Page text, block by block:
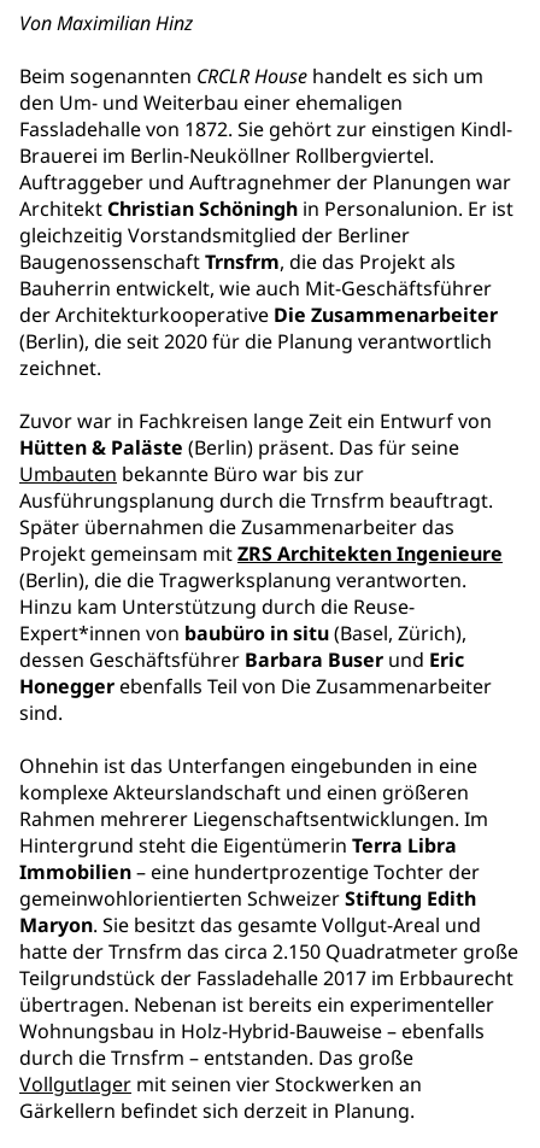
Von Maximilian Hinz
Beim sogenannten CRCLR House handelt es sich um
den Um- und Weiterbau einer ehemaligen
Fassladehalle von 1872. Sie gehört zur einstigen Kindl-
Brauerei im Berlin-Neuköllner Rollbergviertel.
Auftraggeber und Auftragnehmer der Planungen war
ArchitektChristian Schöningh in Personalunion. Er ist
gleichzeitig Vorstandsmitglied der Berliner
BaugenossenschaftTrnsfrm, die das Projekt als
Bauherrin entwickelt, wie auch Mit-Geschäftsführer
der Architekturkooperative Die Zusammenarbeiter
(Berlin), die seit 2020 für die Planung verantwortlich
zeichnet.
Zuvor war in Fachkreisen lange Zeit ein Entwurf von
Hütten & Paläste (Berlin) präsent. Das für seine
Umbauten bekannte Büro war bis zur
Ausführungsplanung durch die Trnsfrm beauftragt.
Später übernahmen die Zusammenarbeiter das
Projekt gemeinsam mitZRS Architekten Ingenieure
(Berlin), die die Tragwerksplanung verantworten.
Hinzu kam Unterstützung durch die Reuse-
Expert*innen von baubüro in situ(Basel, Zürich),
dessen Geschäftsführer Barbara Buser und Eric
Honeggerebenfalls Teil von Die Zusammenarbeiter
sind.
Ohnehin ist das Unterfangen eingebunden in eine
komplexe Akteurslandschaft und einen größeren
Rahmen mehrerer Liegenschaftsentwicklungen. Im
Hintergrund steht die Eigentümerin Terra Libra
Immobilien– eine hundertprozentige Tochter der
gemeinwohlorientierten SchweizerStiftung Edith
Maryon. Sie besitzt das gesamte Vollgut-Areal und
hatte der Trnsfrm das circa 2.150 Quadratmeter große
Teilgrundstück der Fassladehalle 2017 im Erbbaurecht
übertragen. Nebenan ist bereits ein experimenteller
Wohnungsbau in Holz-Hybrid-Bauweise – ebenfalls
durch die Trnsfrm – entstanden. Das große
Vollgutlager mit seinen vier Stockwerken an
Gärkellern befindet sich derzeit in Planung.